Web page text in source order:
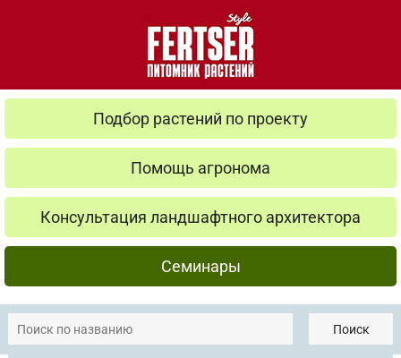
Подбор растений по проекту
Помощь агронома
Консультация ландшафтного архитектора
Семинары
Поиск